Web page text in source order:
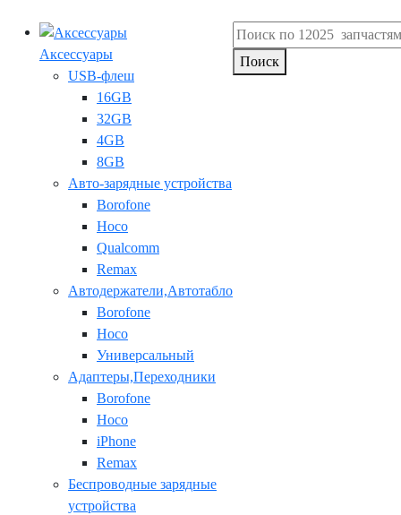
Аксессуары
USB-флеш
16GB
32GB
4GB
8GB
Авто-зарядные устройства
Borofone
Hoco
Qualcomm
Remax
Автодержатели,Автотабло
Borofone
Hoco
Универсальный
Адаптеры,Переходники
Borofone
Hoco
iPhone
Remax
Беспроводные зарядные
устройства
Поиск